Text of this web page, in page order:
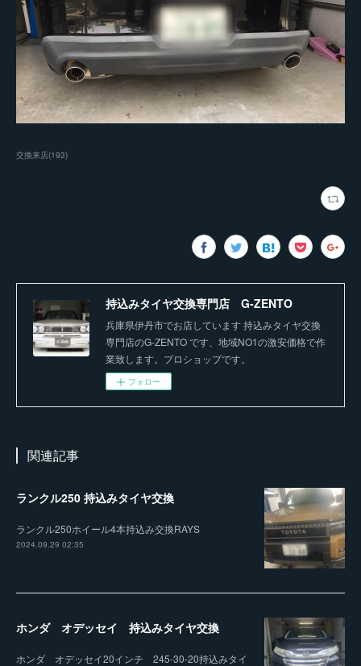
交換来店(193)
持込みタイヤ交換専門店 G-ZENTO
兵庫県伊丹市でお店しています 持込みタイヤ交換
専門店のG-ZENTO です、地域NO1の激安価格で作
業致します。プロショップです。
フォロー
関連記事
ランクル250 持込みタイヤ交換
ランクル250ホイール4本持込み交換RAYS
2024.09.29 02:35
ホンダ オデッセイ 持込みタイヤ交換
ホンダ オデッセイ20インチ 245-30-20持込みタイ